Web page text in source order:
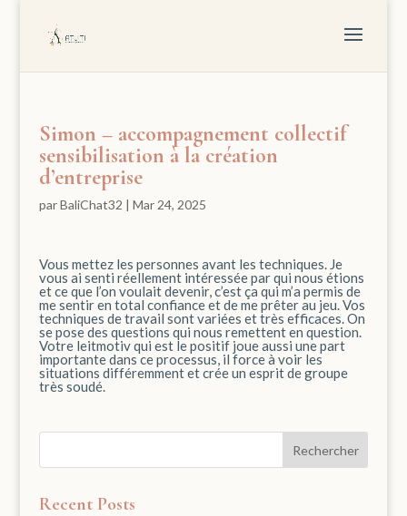
Simon – accompagnement collectif
sensibilisation à la création
d’entreprise
parBaliChat32 | Mar 24, 2025
Vous mettez les personnes avant les techniques. Je
vous ai senti réellement intéressée par qui nous étions
et ce que l’on voulait devenir, c’est ça qui m’a permis de
me sentir en total confiance et de me prêter au jeu. Vos
techniques de travail sont variées et très efficaces. On
se pose des questions qui nous remettent en question.
Votre leitmotiv qui est le positif joue aussi une part
importante dans ce processus, il force à voir les
situations différemment et crée un esprit de groupe
très soudé.
Rechercher
Recent Posts